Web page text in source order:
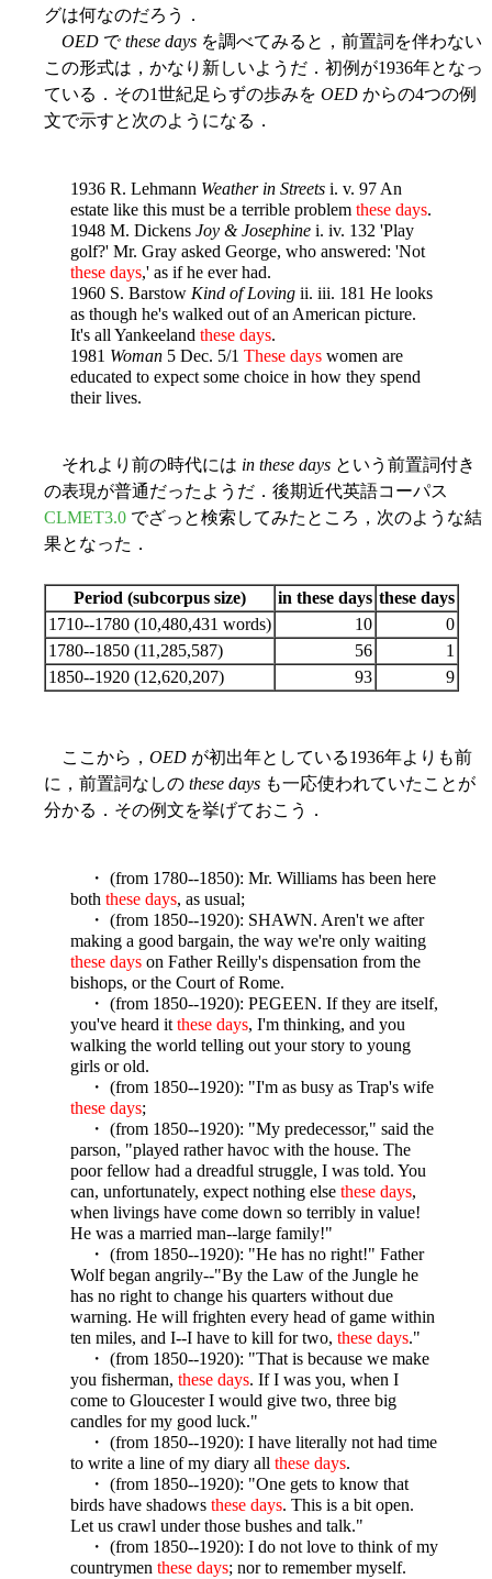
グは何なのだろう．
OED でthese days を調べてみると，前置詞を伴わない
この形式は，かなり新しいようだ．初例が1936年となっ
ている．その1世紀足らずの歩みを OED からの4つの例
文で示すと次のようになる．
1936 R. Lehmann Weather in Streets i. v. 97 An
estate like this must be a terrible problem these days.
1948 M. Dickens Joy & Josephine i. iv. 132 'Play
golf?' Mr. Gray asked George, who answered: 'Not
these days,' as if he ever had.
1960 S. Barstow Kind of Loving ii. iii. 181 He looks
as though he's walked out of an American picture.
It's all Yankeeland these days.
1981 Woman 5 Dec. 5/1 These days women are
educated to expect some choice in how they spend
their lives.
それより前の時代には in these days という前置詞付き
の表現が普通だったようだ．後期近代英語コーパス
CLMET3.0 でざっと検索してみたところ，次のような結
果となった．
Period (subcorpus size) in these days these days
1710--1780 (10,480,431 words)
10
0
1780--1850 (11,285,587)
56
1
1850--1920 (12,620,207)
93 9
ここから， OED が初出年としている1936年よりも前
に，前置詞なしの these days も一応使われていたことが
分かる．その例文を挙げておこう．
・ (from 1780--1850): Mr. Williams has been here
both these days, as usual;
・ (from 1850--1920): SHAWN. Aren't we after
making a good bargain, the way we're only waiting
these days on Father Reilly's dispensation from the
bishops, or the Court of Rome.
・ (from 1850--1920): PEGEEN. If they are itself,
you've heard it these days, I'm thinking, and you
walking the world telling out your story to young
girls or old.
・ (from 1850--1920): "I'm as busy as Trap's wife
these days;
・ (from 1850--1920): "My predecessor," said the
parson, "played rather havoc with the house. The
poor fellow had a dreadful struggle, I was told. You
can, unfortunately, expect nothing else these days,
when livings have come down so terribly in value!
He was a married man--large family!"
・ (from 1850--1920): "He has no right!" Father
Wolf began angrily--"By the Law of the Jungle he
has no right to change his quarters without due
warning. He will frighten every head of game within
ten miles, and I--I have to kill for two, these days."
・ (from 1850--1920): "That is because we make
you fisherman, these days. If I was you, when I
come to Gloucester I would give two, three big
candles for my good luck."
・ (from 1850--1920): I have literally not had time
to write a line of my diary all these days.
・ (from 1850--1920): "One gets to know that
birds have shadows these days. This is a bit open.
Let us crawl under those bushes and talk."
・ (from 1850--1920): I do not love to think of my
countrymen these days; nor to remember myself.